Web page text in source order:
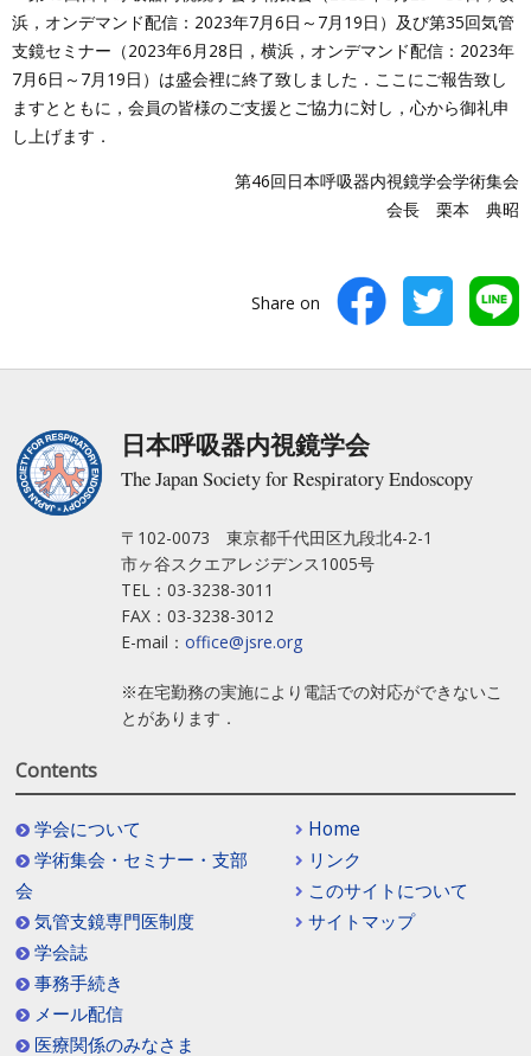
浜，オンデマンド配信：2023年7月6日～7月19日）及び第35回気管
支鏡セミナー（2023年6月28日，横浜，オンデマンド配信：2023年
7月6日～7月19日）は盛会裡に終了致しました．ここにご報告致し
ますとともに，会員の皆様のご支援とご協力に対し，心から御礼申
し上げます．
第46回日本呼吸器内視鏡学会学術集会
会長 栗本 典昭
Share on
日本呼吸器内視鏡学会
The Japan Society for Respiratory Endoscopy
〒102-0073 東京都千代田区九段北4-2-1
市ヶ谷スクエアレジデンス1005号
TEL：03-3238-3011
FAX：03-3238-3012
E-mail：office@jsre.org
※在宅勤務の実施により電話での対応ができないこ
とがあります．
Contents
学会について
学術集会・セミナー・支部
会
気管支鏡専門医制度
学会誌
事務手続き
メール配信
医療関係のみなさま
Home
リンク
このサイトについて
サイトマップ